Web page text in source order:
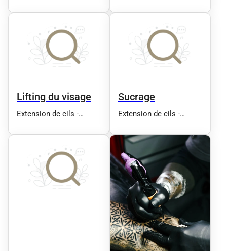
Cils
Lifting du visage
Extension de cils -
Cils
Sucrage
Extension de cils -
Cils